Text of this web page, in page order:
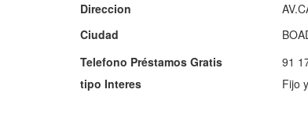
Direccion
Ciudad
Telefono Préstamos Gratis
91
tipo Interes
Fijo